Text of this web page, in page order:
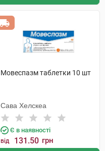
Мовеспазм таблетки 10 шт
Сава Хелскеа
Є в наявності
від 131.50 грн